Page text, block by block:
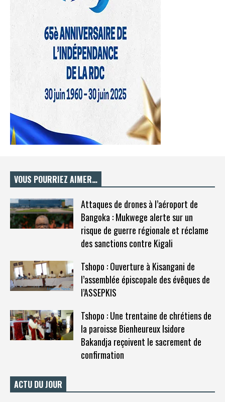
VOUS POURRIEZ AIMER…
Attaques de drones à l’aéroport de
Bangoka : Mukwege alerte sur un
risque de guerre régionale et réclame
des sanctions contre Kigali
Tshopo : Ouverture à Kisangani de
l’assemblée épiscopale des évêques de
l’ASSEPKIS
Tshopo : Une trentaine de chrétiens de
la paroisse Bienheureux Isidore
Bakandja reçoivent le sacrement de
confirmation
ACTU DU JOUR